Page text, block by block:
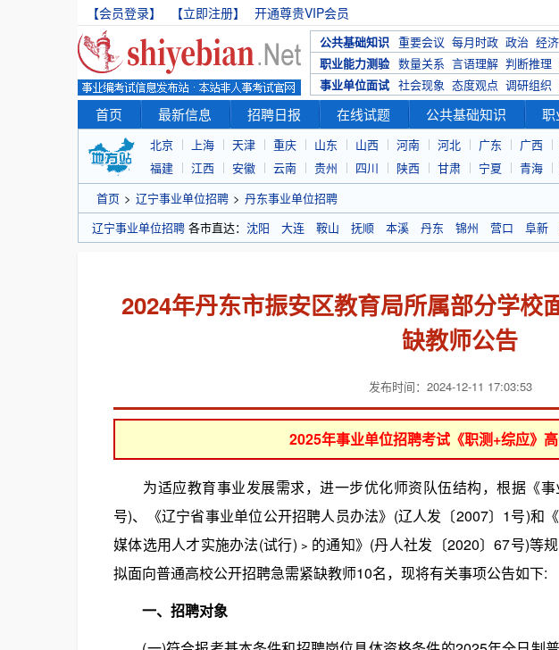
【会员登录】 【立即注册】 开通尊贵VIP会员
公共基础知识 重要会议 每月时政 政治 经济
职业能力测验 数量关系 言语理解 判断推理
事业单位面试 社会现象 态度观点 调研组织
首页 最新信息 招聘日报 在线试题 公共基础知识 职
北京 上海 天津 重庆 山东 山西 河南 河北 广东 广西
福建
江西 安徽 云南 贵州 四川 陕西 甘肃 宁夏 青海
首页 > 辽宁事业单位招聘 > 丹东事业单位招聘
辽宁事业单位招聘 各市直达： 沈阳 大连 鞍山 抚顺 本溪 丹东 锦州 营口 阜新
2024年丹东市振安区教育局所属部分学校
缺教师公告
发布时间：2024-12-11 17:03:53
2025年事业单位招聘考试《职测+综应》
为适应教育事业发展需求，进一步优化师资队伍结构，根据《事
号)、《辽宁省事业单位公开招聘人员办法》(辽人发〔2007〕1号)和
媒体选用人才实施办法(试行)﹥的通知》(丹人社发〔2020〕67号)等
拟面向普通高校公开招聘急需紧缺教师10名，现将有关事项公告如下:
一、招聘对象